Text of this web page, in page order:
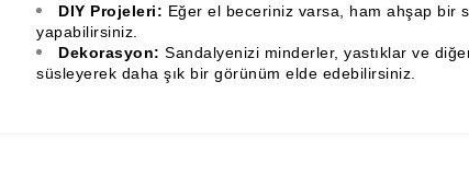
DIY Projeleri: Eğer el beceriniz varsa, ham ahşap bir
yapabilirsiniz.
Dekorasyon: Sandalyenizi minderler, yastıklar ve
süsleyerek daha şık bir görünüm elde edebilirsiniz.